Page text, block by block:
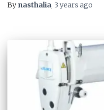
By nasthalia, 3 years ago